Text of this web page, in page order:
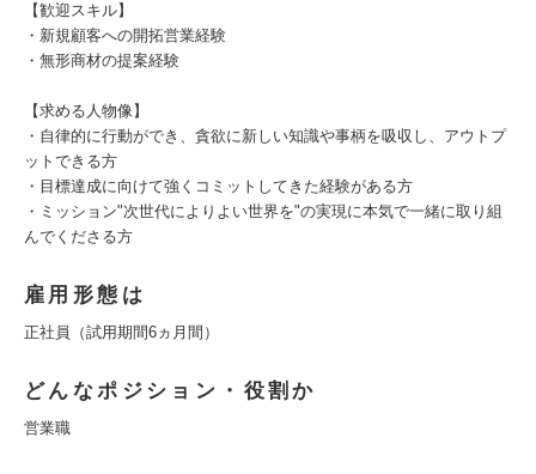
【歓迎スキル】
・新規顧客への開拓営業経験
・無形商材の提案経験
【求める人物像】
・自律的に行動ができ、貪欲に新しい知識や事柄を吸収し、アウトプ
ットできる方
・目標達成に向けて強くコミットしてきた経験がある方
・ミッション"次世代によりよい世界を"の実現に本気で一緒に取り組
んでくださる方
雇用形態は
正社員（試用期間6ヵ月間）
どんなポジション・役割か
営業職